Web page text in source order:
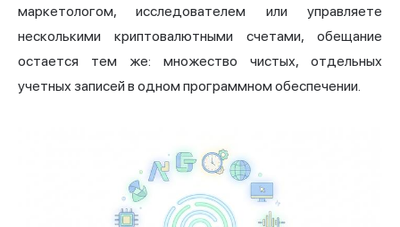
маркетологом, исследователем или управляете
несколькими криптовалютными счетами, обещание
остается тем же: множество чистых, отдельных
учетных записей в одном программном обеспечении.